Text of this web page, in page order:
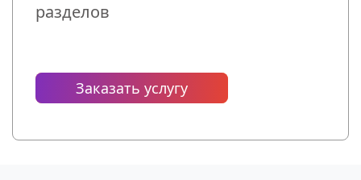
разделов
Заказать услугу